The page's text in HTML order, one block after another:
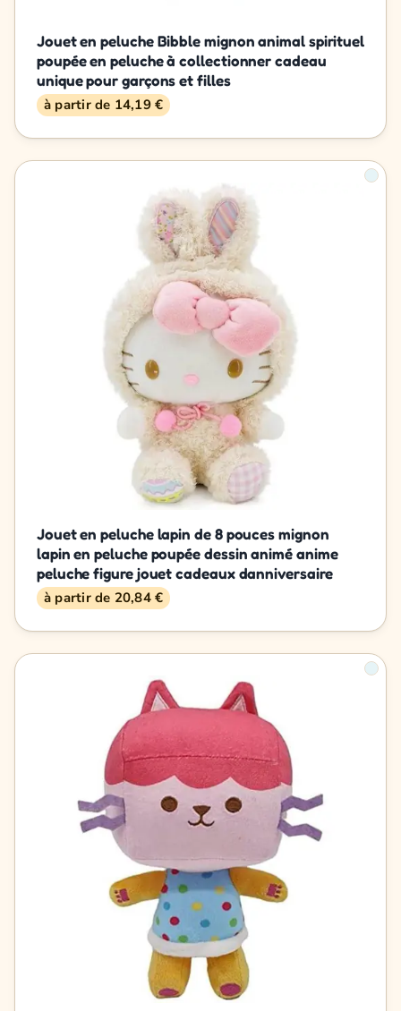
Jouet en peluche Bibble mignon animal spirituel
poupée en peluche à collectionner cadeau
unique pour garçons et filles
à partir de 14,19 €
Jouet en peluche lapin de 8 pouces mignon
lapin en peluche poupée dessin animé anime
peluche figure jouet cadeaux danniversaire
à partir de 20,84 €